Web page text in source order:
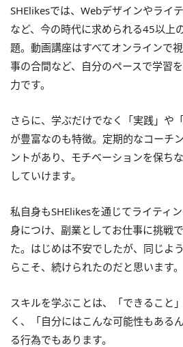
SHElikesでは、Webデザインやライ
など、今の時代に求められる45以上
題。動画講座はすべてオンラインで
事の合間など、自分のペースで学習
力です。
さらに、学ぶだけでなく「実践」や
が豊富なのも特徴。定期的なコーチ
ントがあり、モチベーションを保ち
していけます。
私自身もSHElikesを通じてライティ
身につけ、副業としてお仕事に挑戦
た。はじめは不安でしたが、同じよ
らこそ、続けられたのだと思います。
スキルを学ぶことは、「できること
く、「自分にはこんな可能性もある
る行為でもあります。